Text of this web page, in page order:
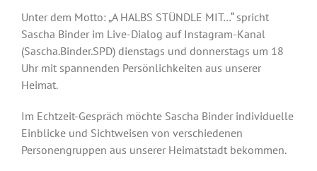
Unter dem Motto: „A HALBS STÜNDLE MIT…“ spricht
Sascha Binder im Live-Dialog auf Instagram-Kanal
(Sascha.Binder.SPD) dienstags und donnerstags um 18
Uhr mit spannenden Persönlichkeiten aus unserer
Heimat.
Im Echtzeit-Gespräch möchte Sascha Binder individuelle
Einblicke und Sichtweisen von verschiedenen
Personengruppen aus unserer Heimatstadt bekommen.